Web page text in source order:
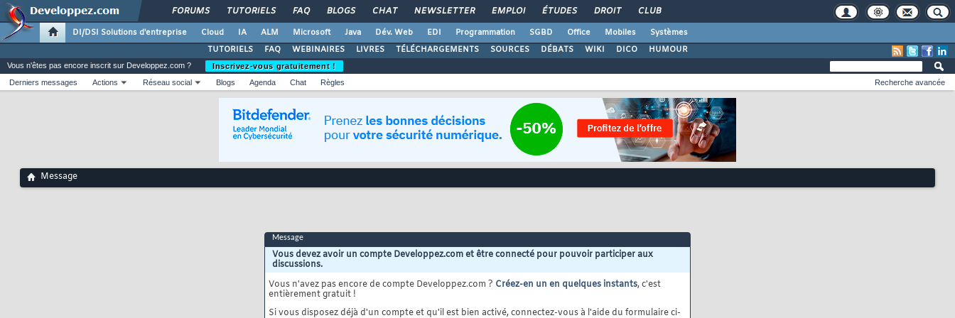
FORUMS TUTORIELS FAQ BLOGS CHAT NEWSLETTER EMPLOI ÉTUDES DROIT CLUB
DI/DSI Solutions d'entreprise Cloud IA ALM Microsoft Java Dév. Web EDI Programmation SGBD Office Mobiles
Systèmes
TUTORIELS
FAQ WEBINAIRES LIVRES TÉLÉCHARGEMENTS SOURCES DÉBATS WIKI DICO HUMOUR
Vous n'êtes pas encore inscrit sur Developpez.com ?
Inscrivez-vous gratuitement !
Derniers messages
Actions Réseau social Blogs Agenda Chat Règles Recherche avancée
Message
Message
Vous devez avoir un compte Developpez.com et être connecté pour pouvoir participer aux
discussions.
Vous n'avez pas encore de compte Developpez.com ? Créez-en un en quelques instants, c'est
entièrement gratuit !
Si vous disposez déjà d'un compte et qu'il est bien activé, connectez-vous à l'aide du formulaire ci-